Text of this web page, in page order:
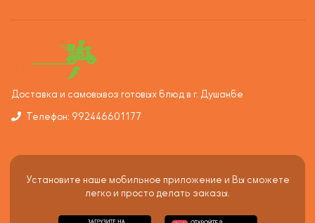
Доставка и самовывоз готовых блюд в г. Душанбе
Телефон: 992446601177
Установите наше мобильное приложение и Вы сможете
легко и просто делать заказы.